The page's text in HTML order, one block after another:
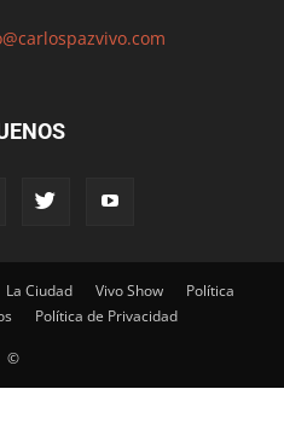
La Ciudad Vivo Show
Política
Política de Privacidad
©